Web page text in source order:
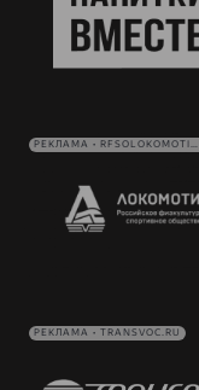
РЕКЛАМА • RFSOLOKOMOTIV.RU
РЕКЛАМА • TRANSVOC.RU